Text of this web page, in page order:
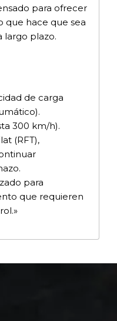
para ofrecer
que hace que sea
largo plazo.
de carga
300 km/h).
(RFT),
para
que requieren